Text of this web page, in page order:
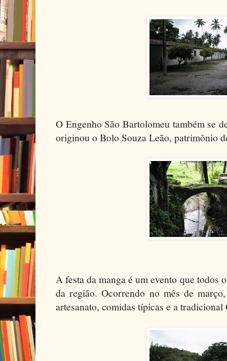
O Engenho São Bartolomeu também se
originou o Bolo Souza Leão, patrimônio
A festa da manga é um evento que todos
da região. Ocorrendo no mês de
artesanato, comidas típicas e a tradicional